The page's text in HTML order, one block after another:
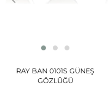
RAY BAN 0101S GÜNEŞ
GÖZLÜĞÜ